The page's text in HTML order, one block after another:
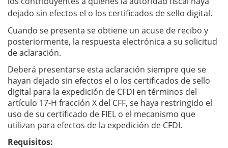
dejado sin efectos el o los certificados de sello digital.
Cuando se presenta se obtiene un acuse de recibo y
posteriormente, la respuesta electrónica a su solicitud
de aclaración.
Deberá presentarse esta aclaración siempre que se
hayan dejado sin efectos el o los certificados de sello
digital para la expedición de CFDI en términos del
artículo 17-H fracción X del CFF, se haya restringido el
uso de su certificado de FIEL o el mecanismo que
utilizan para efectos de la expedición de CFDI.
Requisitos: